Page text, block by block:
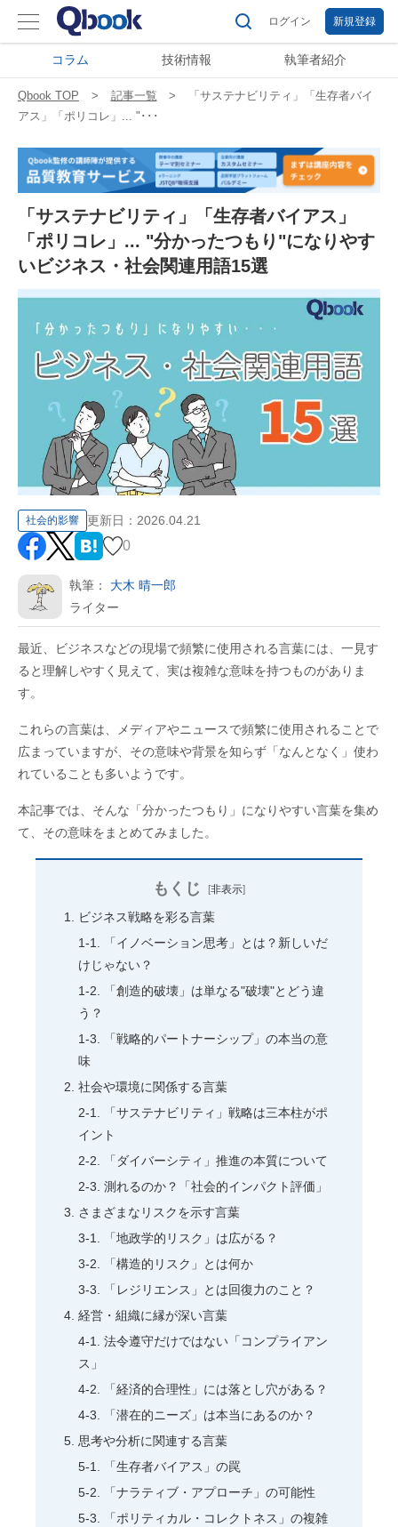
ログイン 新規登録
コラム 技術情報 執筆者紹介
Qbook TOP 記事一覧
「サステナビリティ」「生存者バイ
アス」「ポリコレ」... "･･･
「サステナビリティ」「生存者バイアス」
「ポリコレ」... "分かったつもり"になりやす
いビジネス・社会関連用語15選
社会的影響 更新日： 2026.04.21
0
執筆： 大木 晴一郎
ライター
最近、ビジネスなどの現場で頻繁に使用される言葉には、一見す
ると理解しやすく見えて、実は複雑な意味を持つものがありま
す。
これらの言葉は、メディアやニュースで頻繁に使用されることで
広まっていますが、その意味や背景を知らず「なんとなく」使わ
れていることも多いようです。
本記事では、そんな「分かったつもり」になりやすい言葉を集め
て、その意味をまとめてみました。
もくじ [非表示]
ビジネス戦略を彩る言葉
「イノベーション思考」とは？新しいだ
けじゃない？
「創造的破壊」は単なる"破壊"とどう違
う？
「戦略的パートナーシップ」の本当の意
味
社会や環境に関係する言葉
「サステナビリティ」戦略は三本柱がポ
イント
「ダイバーシティ」推進の本質について
測れるのか？「社会的インパクト評価」
さまざまなリスクを示す言葉
「地政学的リスク」は広がる？
「構造的リスク」とは何か
「レジリエンス」とは回復力のこと？
経営・組織に縁が深い言葉
法令遵守だけではない「コンプライアン
ス」
「経済的合理性」には落とし穴がある？
「潜在的ニーズ」は本当にあるのか？
思考や分析に関連する言葉
「生存者バイアス」の罠
「ナラティブ・アプローチ」の可能性
「ポリティカル・コレクトネス」の複雑